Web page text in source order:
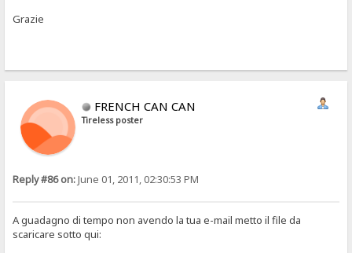
Grazie
FRENCH CAN CAN
Tireless poster
Reply #86 on:June 01, 2011, 02:30:53 PM
A guadagno di tempo non avendo la tua e-mail metto il file da
scaricare sotto qui: